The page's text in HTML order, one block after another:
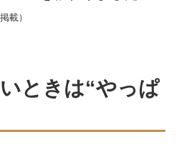
載）
ときは“やっぱ